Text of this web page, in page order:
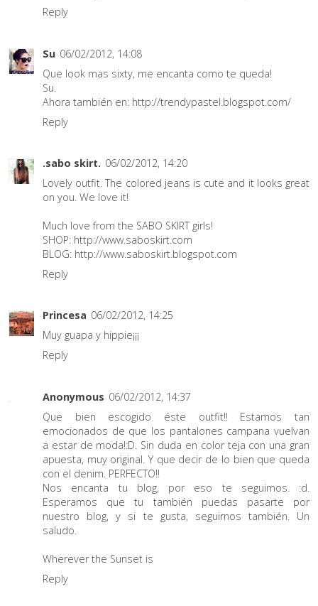
Reply
Su 06/02/2012, 14:08
Que look mas sixty, me encanta como te queda!
Su.
Ahora también en: http://trendypastel.blogspot.com/
Reply
.sabo skirt. 06/02/2012, 14:20
Lovely outfit. The colored jeans is cute and it looks great
on you. We love it!
Much love from the SABO SKIRT girls!
SHOP: http://www.saboskirt.com
BLOG: http://www.saboskirt.blogspot.com
Reply
Princesa 06/02/2012, 14:25
Muy guapa y hippie¡¡¡
Reply
Anonymous 06/02/2012, 14:37
Que bien escogido éste outfit!! Estamos tan
emocionados de que los pantalones campana vuelvan
a estar de moda!:D. Sin duda en color teja con una gran
apuesta, muy original. Y que decir de lo bien que queda
con el denim. PERFECTO!!
Nos encanta tu blog, por eso te seguimos. :d.
Esperamos que tu también puedas pasarte por
nuestro blog, y si te gusta, seguirnos también. Un
saludo.
Wherever the Sunset is
Reply